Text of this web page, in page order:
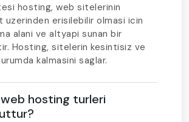
hosting, web sitelerinin
uzerinden erisilebilir olmasi icin
alani ve altyapi sunan bir
Hosting, sitelerin kesintisiz ve
kalmasini saglar.
hosting turleri